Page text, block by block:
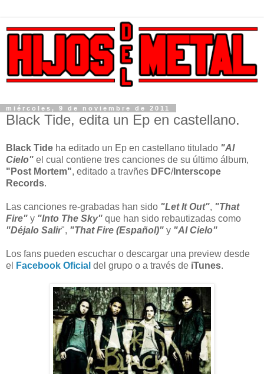
miércoles, 9 de noviembre de 2011
Black Tide, edita un Ep en castellano.
Black Tide ha editado un Ep en castellano titulado "Al
Cielo" el cual contiene tres canciones de su último álbum,
"Post Mortem", editado a travñes DFC/Interscope
Records.
Las canciones re-grabadas han sido "Let It Out", "That
Fire" y "Into The Sky" que han sido rebautizadas como
"Déjalo Salir", "That Fire (Español)" y "Al Cielo"
Los fans pueden escuchar o descargar una preview desde
el
Facebook Oficial del grupo o a través de iTunes.